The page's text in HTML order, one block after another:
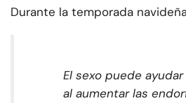
Durante la temporada
El sexo puede
al aumentar las